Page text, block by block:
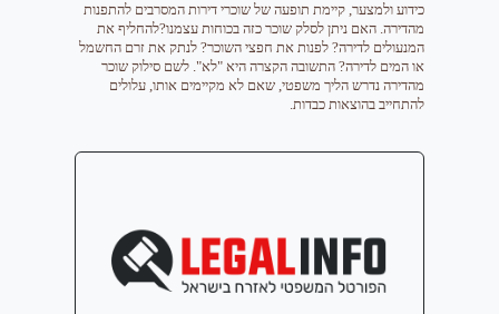
כידוע ולמצער, קיימת תופעה של שוכרי דירות המסרבים להתפנות
מהדירה. האם ניתן לסלק שוכר כזה בכוחות עצמנו?להחליף את
המנעולים לדירה? לפנות את חפצי השוכר? לנתק את זרם החשמל
או המים לדירה? התשובה הקצרה היא "לא". לשם סילוק שוכר
מהדירה נדרש הליך משפטי, שאם לא מקיימים אותו, עלולים
להתחייב בהוצאות כבדות.